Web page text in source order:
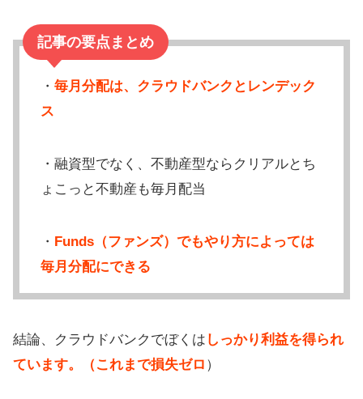
記事の要点まとめ
・ 毎月分配は、クラウドバンクとレンデック
ス
・融資型でなく、不動産型ならクリアルとち
ょこっと不動産も毎月配当
・ Funds（ファンズ）でもやり方によっては
毎月分配にできる
結論、クラウドバンクでぼくは しっかり利益を得られ
ています。（これまで損失ゼロ ）